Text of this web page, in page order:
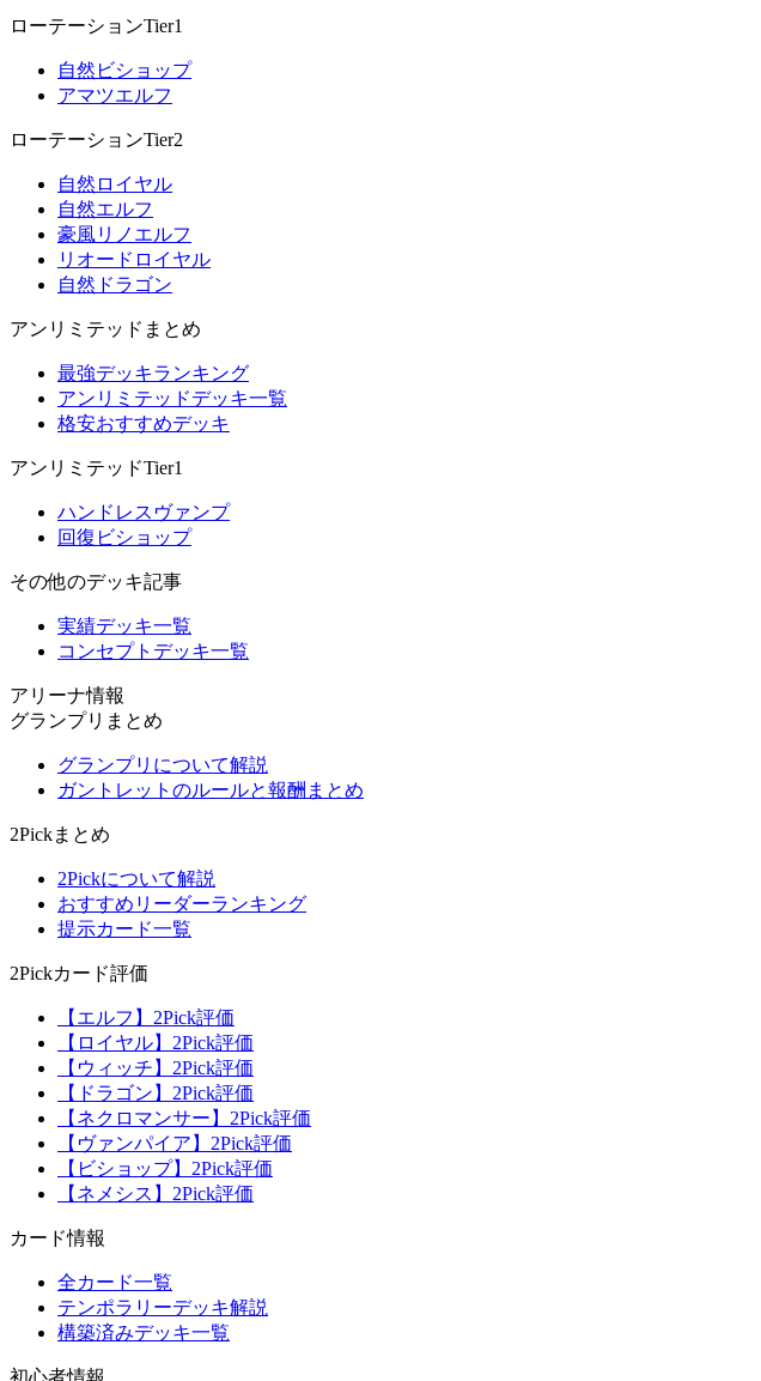
ローテーションTier1
自然ビショップ
アマツエルフ
ローテーションTier2
自然ロイヤル
自然エルフ
豪風リノエルフ
リオードロイヤル
自然ドラゴン
アンリミテッドまとめ
最強デッキランキング
アンリミテッドデッキ一覧
格安おすすめデッキ
アンリミテッドTier1
ハンドレスヴァンプ
回復ビショップ
その他のデッキ記事
実績デッキ一覧
コンセプトデッキ一覧
アリーナ情報
グランプリまとめ
グランプリについて解説
ガントレットのルールと報酬まとめ
2Pickまとめ
2Pickについて解説
おすすめリーダーランキング
提示カード一覧
2Pickカード評価
【エルフ】2Pick評価
【ロイヤル】2Pick評価
【ウィッチ】2Pick評価
【ドラゴン】2Pick評価
【ネクロマンサー】2Pick評価
【ヴァンパイア】2Pick評価
【ビショップ】2Pick評価
【ネメシス】2Pick評価
カード情報
全カード一覧
テンポラリーデッキ解説
構築済みデッキ一覧
初心者情報